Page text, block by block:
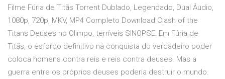
Filme Fúria de Titãs Torrent Dublado, Legendado, Dual Áudio,
1080p, 720p, MKV, MP4 Completo Download Clash of the
Titans Deuses no Olimpo, terríveis SINOPSE: Em Fúria de
Titãs, o esforço definitivo na conquista do verdadeiro poder
coloca homens contra reis e reis contra deuses. Mas a
guerra entre os próprios deuses poderia destruir o mundo.